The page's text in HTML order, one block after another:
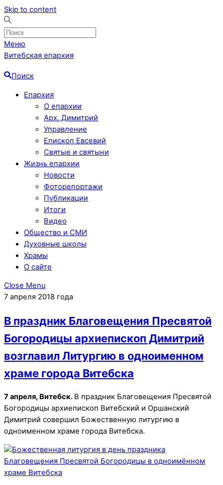
Skip to content
Меню
Витебская епархия
Поиск
Епархия
О епархии
Арх. Димитрий
Управление
Епископ Евсевий
Святые и святыни
Жизнь епархии
Новости
Фоторепортажи
Публикации
Итоги
Видео
Общество и СМИ
Духовные школы
Храмы
О сайте
Close Menu
7 апреля 2018 года
В праздник Благовещения Пресвятой
Богородицы архиепископ Димитрий
возглавил Литургию в одноименном
храме города Витебска
7 апреля, Витебск. В праздник Благовещения Пресвятой
Богородицы архиепископ Витебский и Оршанский
Димитрий совершил Божественную литургию в
одноименном храме города Витебска.